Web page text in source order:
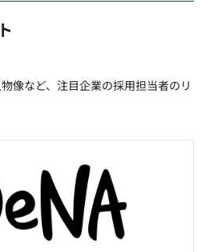
像など、注目企業の採用担当者のリ